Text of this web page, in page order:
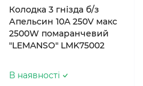
Колодка 3 гнізда б/з
Апельсин 10A 250V макс
2500W помаранчевий
"LEMANSO" LMK75002
В наявності